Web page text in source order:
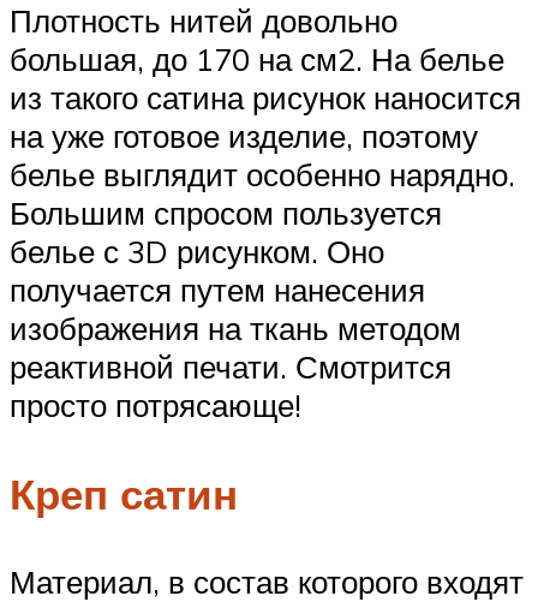
Плотность нитей довольно
большая, до 170 на см2. На белье
из такого сатина рисунок наносится
на уже готовое изделие, поэтому
белье выглядит особенно нарядно.
Большим спросом пользуется
белье с 3D рисунком. Оно
получается путем нанесения
изображения на ткань методом
реактивной печати. Смотрится
просто потрясающе!
Креп сатин
Материал, в состав которого входят